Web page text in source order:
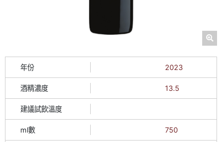
年份 2023
酒精濃度 13.5
建議試飲溫度
ml數 750